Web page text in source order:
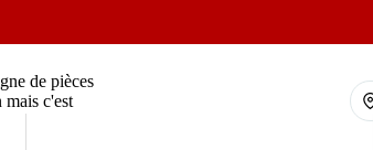
de pièces
mais c'est